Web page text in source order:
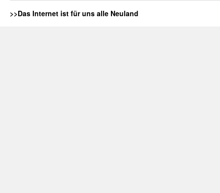
>>Das Internet ist für uns alle Neuland